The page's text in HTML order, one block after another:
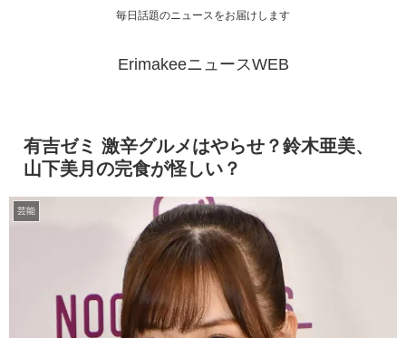
毎日話題のニュースをお届けします
ErimakeeニュースWEB
有吉ゼミ 激辛グルメはやらせ？鈴木亜美、
山下美月の完食が怪しい？
芸能